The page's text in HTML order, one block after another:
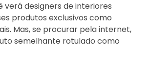
verá designers de interiores
produtos exclusivos como
Mas, se procurar pela internet,
semelhante rotulado como